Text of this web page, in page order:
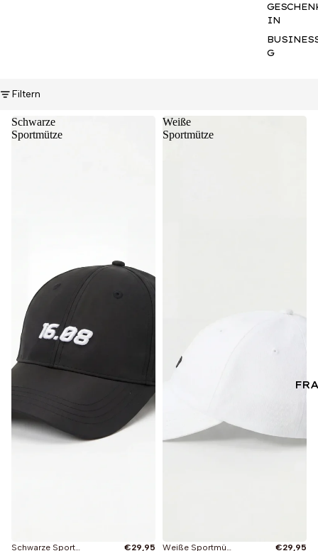
IN
G
Filtern
Schwarze
Sportmütze
Schwarze Sportmütze €29,95
Weiße
Sportmütze
Weiße Sportmütze €29,95